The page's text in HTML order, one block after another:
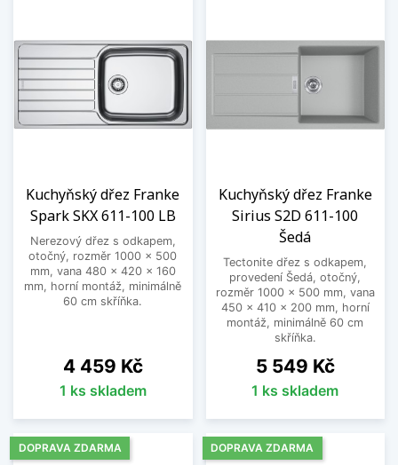
Kuchyňský dřez Franke
Spark SKX 611-100 LB
Nerezový dřez s odkapem,
otočný, rozměr 1000 x 500
mm, vana 480 x 420 x 160
mm, horní montáž, minimálně
60 cm skříňka.
Cena
4 459 Kč
1 ks skladem
Kuchyňský dřez Franke
Sirius S2D 611-100
Šedá
Tectonite dřez s odkapem,
provedení Šedá, otočný,
rozměr 1000 x 500 mm, vana
450 x 410 x 200 mm, horní
montáž, minimálně 60 cm
skříňka.
Cena
5 549 Kč
1 ks skladem
DOPRAVA ZDARMA DOPRAVA ZDARMA